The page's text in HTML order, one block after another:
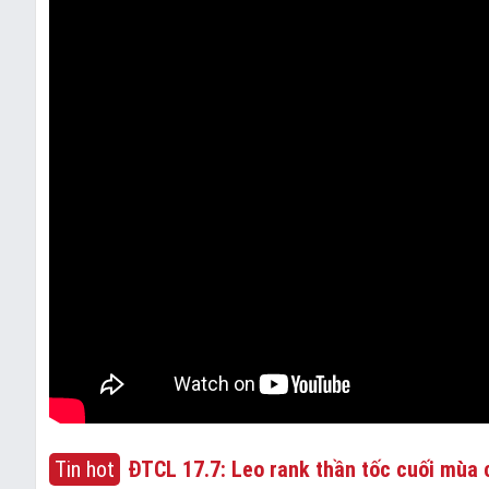
Tin hot ĐTCL 17.7: Leo rank thần tốc cuối